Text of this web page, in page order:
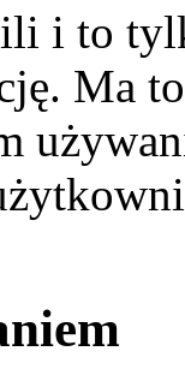
i to
Ma